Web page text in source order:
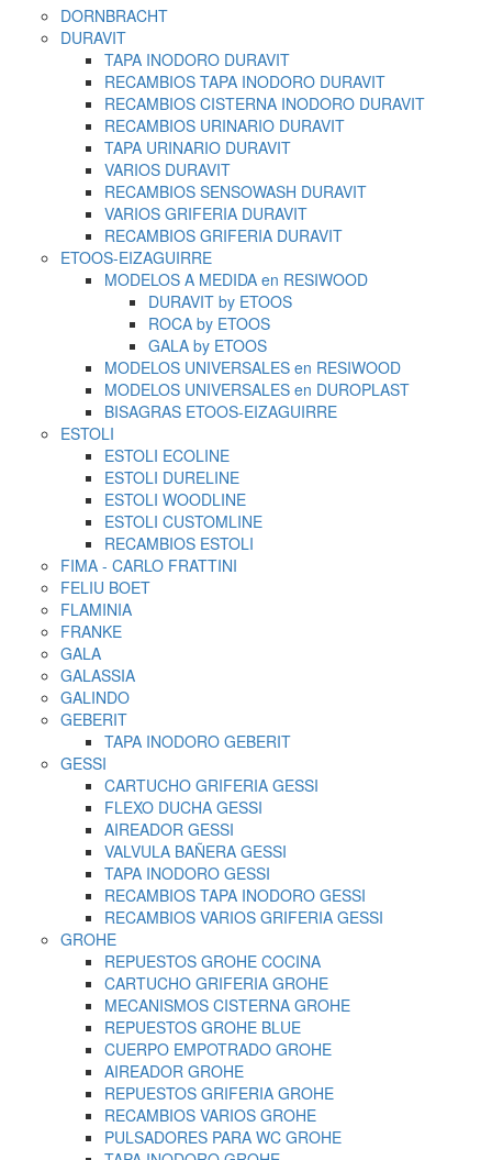
DORNBRACHT
DURAVIT
TAPA INODORO DURAVIT
RECAMBIOS TAPA INODORO DURAVIT
RECAMBIOS CISTERNA INODORO DURAVIT
RECAMBIOS URINARIO DURAVIT
TAPA URINARIO DURAVIT
VARIOS DURAVIT
RECAMBIOS SENSOWASH DURAVIT
VARIOS GRIFERIA DURAVIT
RECAMBIOS GRIFERIA DURAVIT
ETOOS-EIZAGUIRRE
MODELOS A MEDIDA en RESIWOOD
DURAVIT by ETOOS
ROCA by ETOOS
GALA by ETOOS
MODELOS UNIVERSALES en RESIWOOD
MODELOS UNIVERSALES en DUROPLAST
BISAGRAS ETOOS-EIZAGUIRRE
ESTOLI
ESTOLI ECOLINE
ESTOLI DURELINE
ESTOLI WOODLINE
ESTOLI CUSTOMLINE
RECAMBIOS ESTOLI
FIMA - CARLO FRATTINI
FELIU BOET
FLAMINIA
FRANKE
GALA
GALASSIA
GALINDO
GEBERIT
TAPA INODORO GEBERIT
GESSI
CARTUCHO GRIFERIA GESSI
FLEXO DUCHA GESSI
AIREADOR GESSI
VALVULA BAÑERA GESSI
TAPA INODORO GESSI
RECAMBIOS TAPA INODORO GESSI
RECAMBIOS VARIOS GRIFERIA GESSI
GROHE
REPUESTOS GROHE COCINA
CARTUCHO GRIFERIA GROHE
MECANISMOS CISTERNA GROHE
REPUESTOS GROHE BLUE
CUERPO EMPOTRADO GROHE
AIREADOR GROHE
REPUESTOS GRIFERIA GROHE
RECAMBIOS VARIOS GROHE
PULSADORES PARA WC GROHE